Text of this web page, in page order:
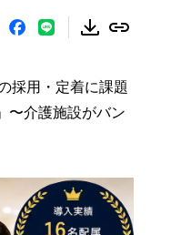
採用・定着に課題
〜介護施設がバン